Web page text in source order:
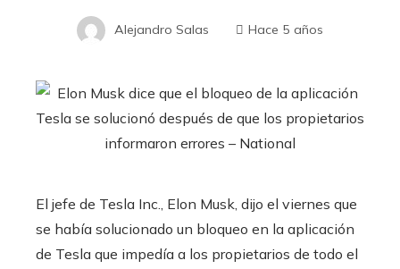
Alejandro Salas Hace 5 años
El jefe de Tesla Inc., Elon Musk, dijo el viernes que
se había solucionado un bloqueo en la aplicación
de Tesla que impedía a los propietarios de todo el